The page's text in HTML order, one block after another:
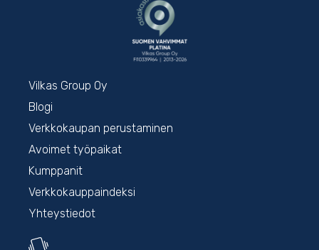
Vilkas Group Oy
Blogi
Verkkokaupan perustaminen
Avoimet työpaikat
Kumppanit
Verkkokauppaindeksi
Yhteystiedot